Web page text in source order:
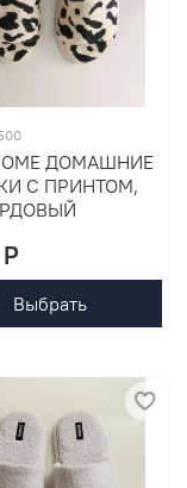
ДОМАШНИЕ
С ПРИНТОМ,
Выбрать